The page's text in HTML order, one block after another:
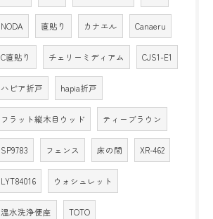
NODA 直貼り カナエル Canaeru
C直貼り チェリーミディアム CJS1-E1
ハピア折戸 hapia折戸
フラット縦木目ウッド ティーブラウン
SP9783 フェンス 床の間 XR-462
LYT84016 ウォシュレット
温水洗浄便座 TOTO